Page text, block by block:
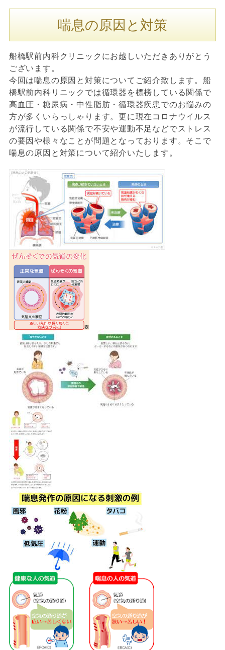
喘息の原因と対策
船橋駅前内科クリニックにお越しいただきありがとう
ございます。
今回は喘息の原因と対策についてご紹介致します。船
橋駅前内科リニックでは循環器を標榜している関係で
高血圧・糖尿病・中性脂肪・循環器疾患でのお悩みの
方が多くいらっしゃります。更に現在コロナウイルス
が流行している関係で不安や運動不足などでストレス
の要因や様々なことが問題となっております。そこで
喘息の原因と対策について紹介いたします。